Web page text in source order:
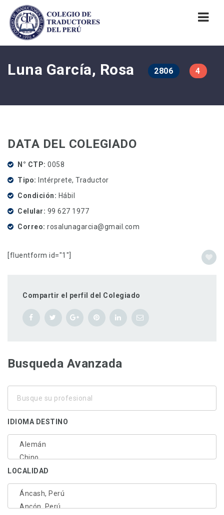
Luna García, Rosa 2806 4
DATA DEL COLEGIADO
N° CTP 0058
Tipo Intérprete, Traductor
Condición
Hábil
Celular
99 627 1977
Correo rosalunagarcia@gmail.com
[fluentform id="1"]
Compartir el perfil del Colegiado
Busqueda Avanzada
profesional
IDIOMA DESTINO
LOCALIDAD